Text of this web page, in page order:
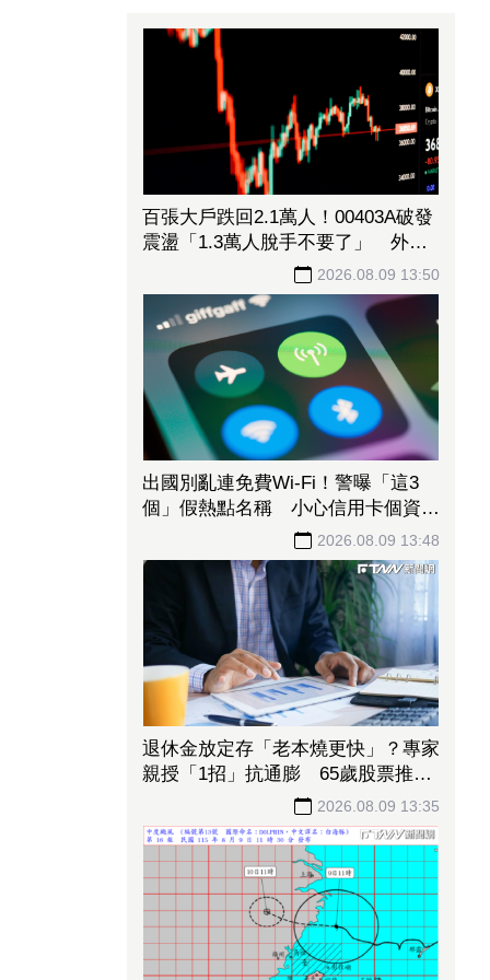
百張大戶跌回2.1萬人！00403A破發
震盪「1.3萬人脫手不要了」 外資
2026.08.09 13:50
出國別亂連免費Wi-Fi！警曝「這3
個」假熱點名稱 小心信用卡個資、
2026.08.09 13:48
退休金放定存「老本燒更快」？專家
親授「1招」抗通膨 65歲股票推薦
2026.08.09 13:35